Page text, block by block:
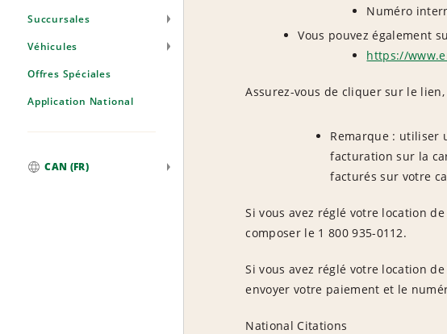
Succursales
Véhicules
Offres Spéciales
Application National
CAN (FR)
Numéro
Vous pouvez également
https://
Assurez-vous de cliquer sur le
Remarque : utiliser
facturation sur la
facturés sur votre
Si vous avez réglé votre location
composer le 1 800 935-0112.
Si vous avez réglé votre location
envoyer votre paiement et le
National Citations